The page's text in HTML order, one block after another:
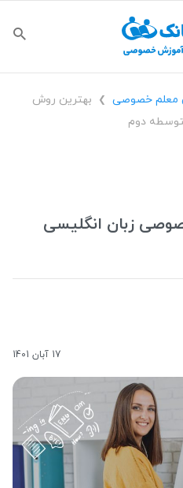
خصوصی ❯
بهترین روش‌
دوم
زبان انگلیسی
17 آبان 1401